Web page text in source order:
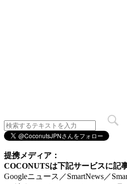
提携メディア：
COCONUTSは下記サービスに記
Googleニュース／SmartNews／